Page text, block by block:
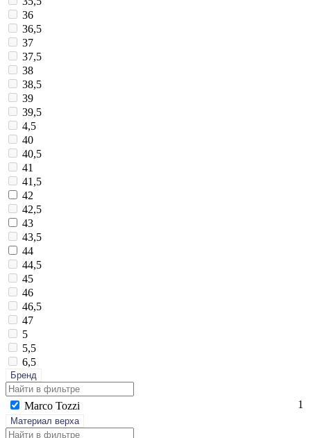
36
36,5
37
37,5
38
38,5
39
39,5
4,5
40
40,5
41
41,5
42
42,5
43
43,5
44
44,5
45
46
46,5
47
5
5,5
6,5
Бренд
Mar­co Toz­zi 1
Материал верха